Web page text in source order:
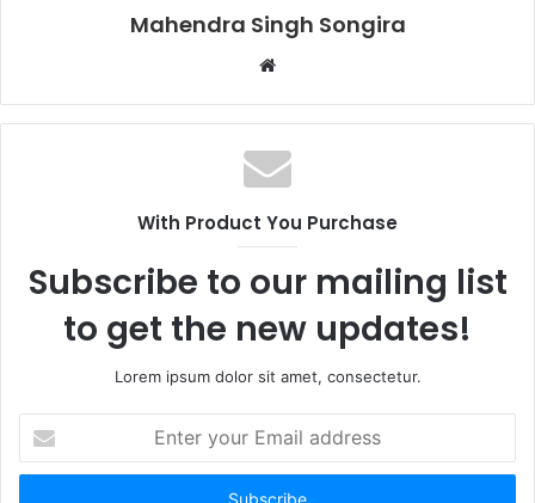
Mahendra Singh Songira
Website
With Product You Purchase
Subscribe to our mailing list
to get the new updates!
Lorem ipsum dolor sit amet, consectetur.
your
Email